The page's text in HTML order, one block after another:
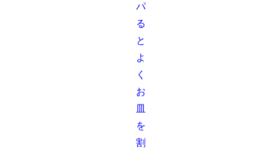
パ
る
と
よ
く
お
皿
を
割